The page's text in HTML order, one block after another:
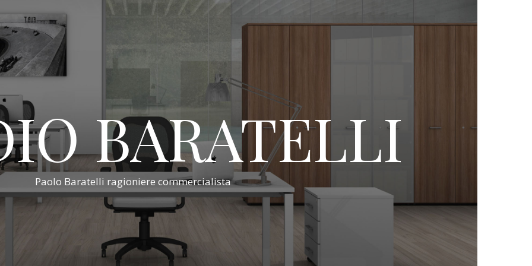
BARATELLI
Paolo Baratelli ragioniere commercialista